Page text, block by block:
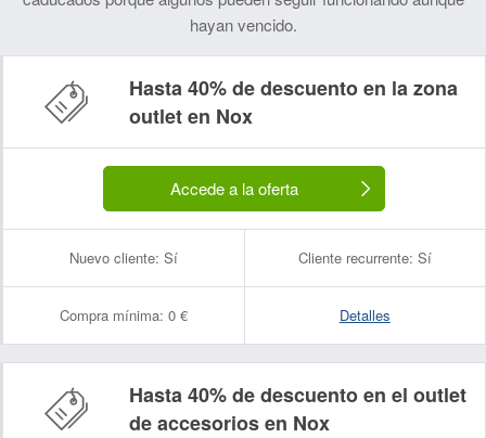
hayan vencido.
Hasta 40% de descuento en la zona
outlet en Nox
Accede a la oferta
Nuevo cliente: Sí Cliente recurrente: Sí
Compra mínima: 0 € Detalles
Hasta 40% de descuento en el outlet
de accesorios en Nox